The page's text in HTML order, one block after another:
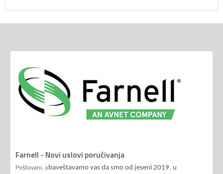
Farnell - Novi uslovi poručivanja
Poštovani, obaveštavamo vas da smo od jeseni 2019. u